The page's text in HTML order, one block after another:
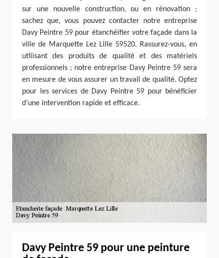
sur une nouvelle construction, ou en rénovation ;
sachez que, vous pouvez contacter notre entreprise
Davy Peintre 59 pour étanchéifier votre façade dans la
ville de Marquette Lez Lille 59520. Rassurez-vous, en
utilisant des produits de qualité et des matériels
professionnels ; notre entreprise Davy Peintre 59 sera
en mesure de vous assurer un travail de qualité. Optez
pour les services de Davy Peintre 59 pour bénéficier
d’une intervention rapide et efficace.
Davy Peintre 59 pour une peinture